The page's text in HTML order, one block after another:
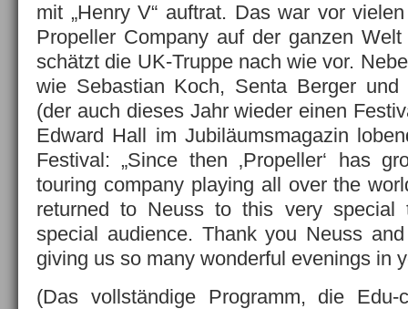
mit „Henry V“ auftrat. Das war vor
Propeller Company auf der ganzen
schätzt die UK-Truppe nach wie vor.
wie Sebastian Koch, Senta Berger und
(der auch dieses Jahr wieder einen
Edward Hall im Jubiläumsmagazin
Festival: „Since then ‚Propeller‘ has
touring company playing all over the
returned to Neuss to this very special
special audience. Thank you Neuss
giving us so many wonderful evenings in
(Das vollständige Programm, die Edu-